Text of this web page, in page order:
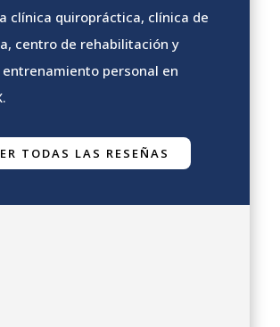
clínica quiropráctica, clínica de
centro de rehabilitación y
personal en
TODAS LAS RESEÑAS